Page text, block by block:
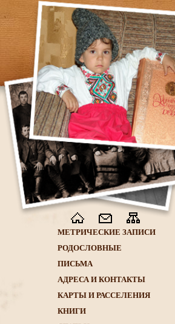
МЕТРИЧЕСКИЕ ЗАПИСИ
РОДОСЛОВНЫЕ
ПИСЬМА
АДРЕСА И КОНТАКТЫ
КАРТЫ И РАССЕЛЕНИЯ
КНИГИ